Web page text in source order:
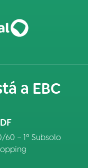
a EBC
60 – 1º Subsolo